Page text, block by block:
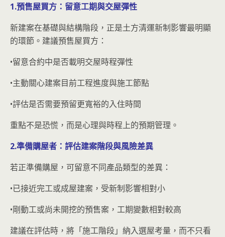
1.預售屋買方：留意工期與交屋彈性
新建案在基礎與結構階段，正是土方清運新制影響最明顯
的環節。建議預售屋買方：
•留意合約中是否載明交屋時程彈性
•主動關心建案目前工程進度與施工節點
•評估是否需要預留更寬裕的入住時間
重點不是恐慌，而是心理與時程上的預期管理。
2.準備購屋者：評估建案階段與風險差異
若正準備購屋，可留意不同產品類型的差異：
•已接近完工或成屋建案，受新制影響相對小
•剛動工或尚未開挖的預售案，工期變數相對較高
建議在評估時，將「施工階段」納入選屋考量，而不只看